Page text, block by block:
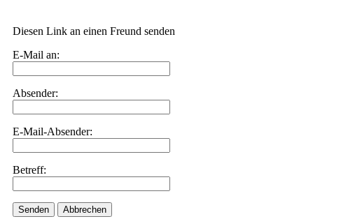
Diesen Link an einen Freund senden
E-Mail an:
Absender:
E-Mail-Absender:
Betreff:
Senden Abbrechen